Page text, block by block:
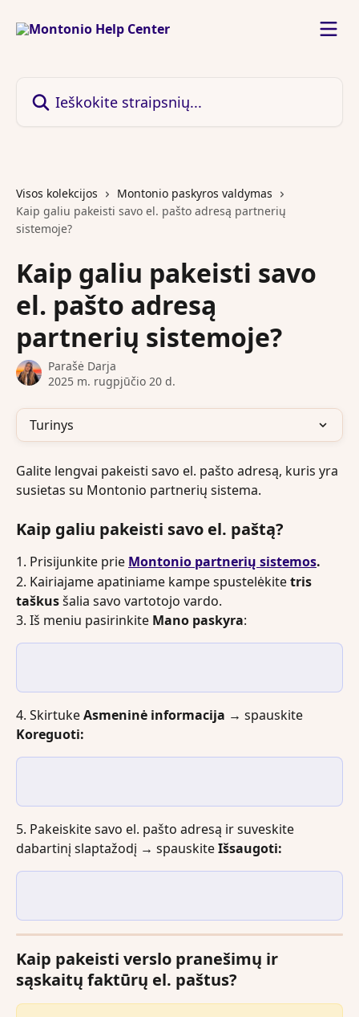
Visos kolekcijos
Montonio paskyros valdymas
Kaip galiu pakeisti savo el. pašto adresą partnerių
sistemoje?
Kaip galiu pakeisti savo
el. pašto adresą
partnerių sistemoje?
Parašė Darja
2025 m. rugpjūčio 20 d.
Turinys
Galite lengvai pakeisti savo el. pašto adresą, kuris yra
susietas su Montonio partnerių sistema.
Kaip galiu pakeisti savo el. paštą?
1. Prisijunkite prie Montonio partnerių sistemos.
2. Kairiajame apatiniame kampe spustelėkite tris
taškus šalia savo vartotojo vardo.
3. Iš meniu pasirinkite Mano paskyra:
4. Skirtuke Asmeninė informacija → spauskite
Koreguoti:
5. Pakeiskite savo el. pašto adresą ir suveskite
dabartinį slaptažodį → spauskite Išsaugoti:
Kaip pakeisti verslo pranešimų ir
sąskaitų faktūrų el. paštus?